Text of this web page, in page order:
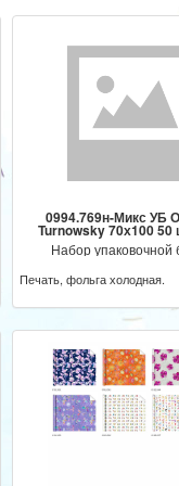
0994.769н-Микс УБ
Turnowsky 70х100 50
Печать, фольга холодная.